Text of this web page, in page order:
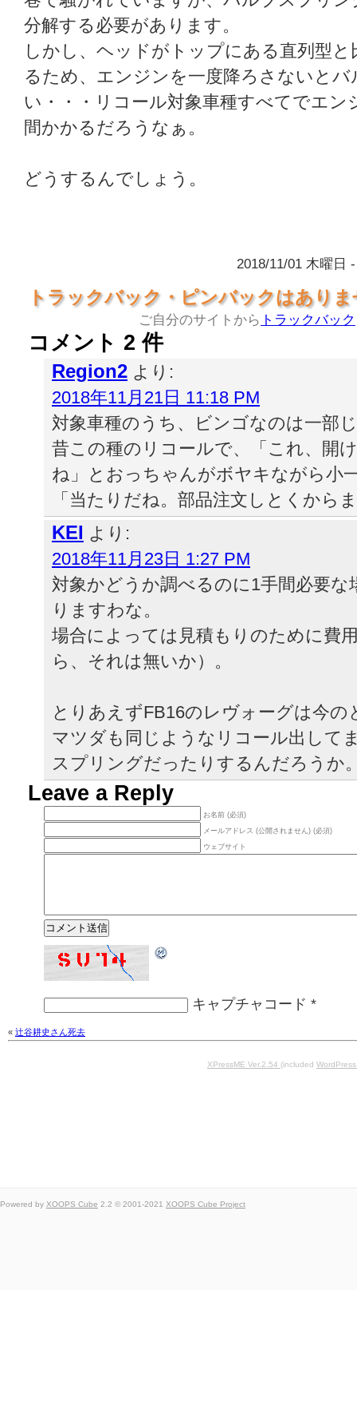
分解する必要があります。
しかし、ヘッドがトップにある直列型
るため、エンジンを一度降ろさないと
い・・・リコール対象車種すべてでエ
間かかるだろうなぁ。
どうするんでしょう。
2018/11/01 木曜日
トラックバック・ピンバックはあり
ご自分のサイトから トラックバック
コメント 2 件
Region2 より:
2018年11月21日 11:18 PM
対象車種のうち、ビンゴなのは一部
昔この種のリコールで、「これ、開
ね」とおっちゃんがボヤキながら小
「当たりだね。部品注文しとくから
KEI より:
2018年11月23日 1:27 PM
対象かどうか調べるのに1手間必要
りますわな。
場合によっては見積もりのために費
ら、それは無いか）。
とりあえずFB16のレヴォーグは今の
マツダも同じようなリコール出して
スプリングだったりするんだろうか
Leave a Reply
お名前 (必須)
メールアドレス (公開されません) (必須)
ウェブサイト
キャプチャコード *
« 辻谷耕史さん死去
XPressME Ver.2.54 (included
Powered by XOOPS Cube 2.2 © 2001-2021 XOOPS Cube Project